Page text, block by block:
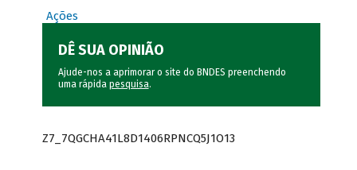
Ações
DÊ SUA OPINIÃO
Ajude-nos a aprimorar o site do BNDES preenchendo
uma rápida pesquisa.
Z7_7QGCHA41L8D1406RPNCQ5J1O13